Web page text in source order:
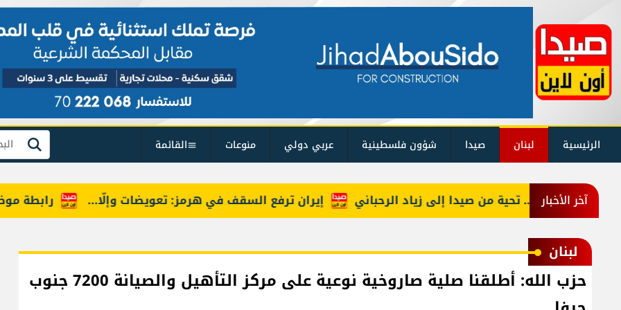
الرئيسية لبنان صيدا شؤون فلسطينية عربي دولي منوعات القائمة بحث
آخر الأخبار رابطة موظفي إيران ترفع السقف في هرمز: تعويضات وإلّا... سوا»… تحية من صيدا إلى زياد الرحباني
لبنان
حزب الله: أطلقنا صلية صاروخية نوعية على مركز التأهيل والصيانة 7200 جنوب